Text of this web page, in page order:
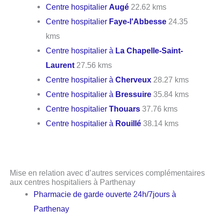
Centre hospitalierAugé 22.62 kms
Centre hospitalier Faye-l'Abbesse 24.35
kms
Centre hospitalier à La Chapelle-Saint-
Laurent 27.56 kms
Centre hospitalier àCherveux 28.27 kms
Centre hospitalier à Bressuire 35.84 kms
Centre hospitalierThouars 37.76 kms
Centre hospitalier à Rouillé 38.14 kms
Mise en relation avec d’autres services complémentaires
aux centres hospitaliers à Parthenay
Pharmacie de garde ouverte 24h/7jours à
Parthenay